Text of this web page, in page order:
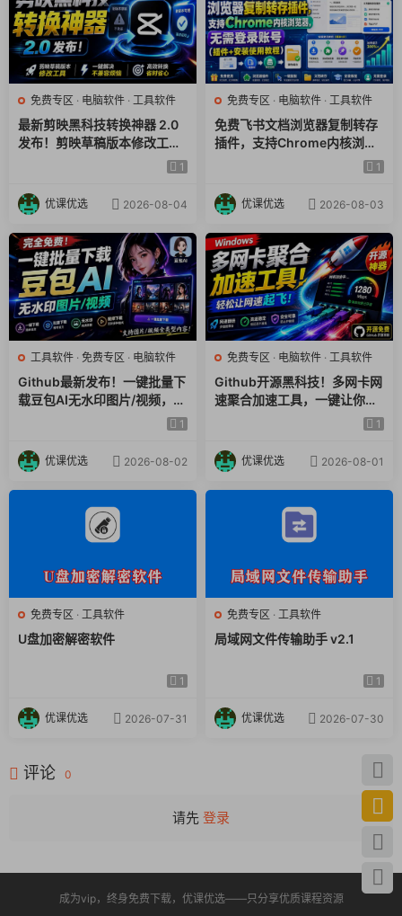
4. 流量管家，收放自如
支持给所有任务统一限速，也可以单独控制某个任务的下载上传
速度，这样下载的时候就不会把整个网络都卡住，影响你干别
的。
5. 远程操控，随时随地
内置了Web界面和RPC服务，让你可以用手机或者平板电脑远程
6. 任务管理，样样精通
能实时监控进度，随时暂停或恢复下载，给任务重命名，还能进
行批量操作，管理起来井井有条。
7. 干净免费，源码可见
完全开源免费，没有广告弹窗，没有偷偷运行的后台进程，也不
收集你的隐私数据。代码都是公开的，懂行的朋友甚至可以自己
审计。
8. 全平台通吃
原生支持Windows、macOS和Linux三大操作系统，而且配置同
步起来也很方便，换台电脑也能无缝衔接。
免费专区 · 电脑软件 · 工具软件
最新剪映黑科技转换神器 2.0
发布！剪映草稿版本修改工具
，一键解决剪映草稿不兼容烦1
优课优选 2026-08-04
免费专区 · 电脑软件 · 工具软件
免费飞书文档浏览器复制转存
插件，支持Chrome内核浏览
器，无需登录账号（插件+安 1
优课优选 2026-08-03
工具软件 · 免费专区 · 电脑软件
Github最新发布！一键批量下
载豆包AI无水印图片/视频，简
单易用，自动解析提示词，do
1
优课优选 2026-08-02
免费专区 · 电脑软件 · 工具软件
Github开源黑科技！多网卡网
速聚合加速工具，一键让你的
电脑网速起飞，这感觉也太爽1
优课优选 2026-08-01
免费专区 · 工具软件
U盘加密解密软件
1
优课优选 2026-07-31
免费专区 · 工具软件
局域网文件传输助手 v2.1
1
优课优选 2026-07-30
评论 0
请先 登录
成为vip，终身免费下载，优课优选——只分享优质课程资源